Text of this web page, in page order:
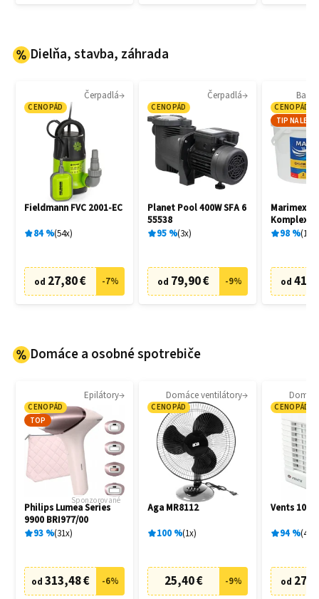
Dielňa, stavba, záhrada
Čerpadlá
CENOPÁD
Fieldmann FVC 2001-EC
84% 54x
od 27,80 € -7%
Čerpadlá
CENOPÁD
Planet Pool 400W SFA 6
55538
95% 3x
od 79,90 € -9%
CENOPÁD
TIP NA LETO
Marimex
Komplex
98% 18
od
Domáce a osobné spotrebiče
Epilátory
CENOPÁD
TOP
Sponzorované
Philips Lumea Series
9900 BRI977/00
93% 31x
od 313,48 € -6%
Domáce ventilátory
CENOPÁD
Aga MR8112
100% 1x
25,40 € -9%
CENOPÁD
Vents 100
94% 4
od